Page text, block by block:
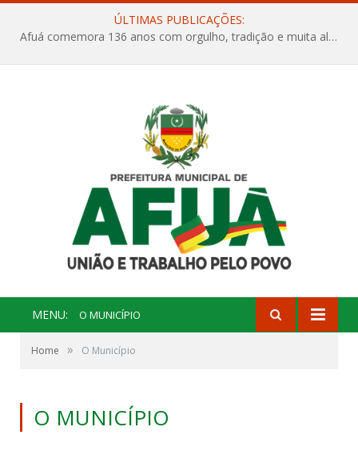
ÚLTIMAS PUBLICAÇÕES:
Afuá comemora 136 anos com orgulho, tradição e muita alegria na Quadra Dr. Nelson Salomão
MENU: O MUNICÍPIO
Home » O Município
O MUNICÍPIO